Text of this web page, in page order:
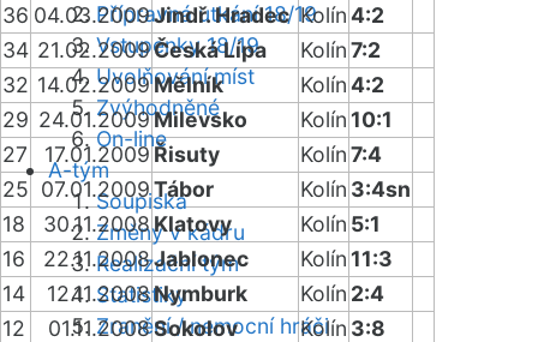
Přípravná utkání 18/19
Vstupenky 18/19
Uvolňování míst
Zvýhodněné
On-line
A-tým
Soupiska
Změny v kádru
Realizační tým
Statistiky
Zranění / nemocní hráči
36 04.03.2009Jindř. Hradec Kolín4:2
34 21.02.2009Česká Lípa Kolín7:2
32 14.02.2009 Mělník Kolín4:2
29 24.01.2009Milevsko Kolín 10:1
27
17.01.2009 Řisuty Kolín7:4
25 07.01.2009Tábor Kolín 3:4sn
18
30.11.2008Klatovy Kolín 5:1
16
22.11.2008Jablonec Kolín 11:3
14
12.11.2008Nymburk Kolín 2:4
12
01.11.2008Sokolov Kolín 3:8